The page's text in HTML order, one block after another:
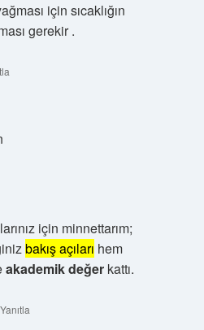
için sıcaklığın
gerekir .
için minnettarım;
bakış açıları hem
akademik değerkattı.
Yanıtla